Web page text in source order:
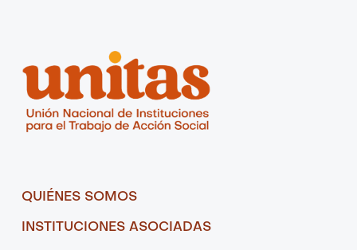
QUIÉNES SOMOS
INSTITUCIONES ASOCIADAS